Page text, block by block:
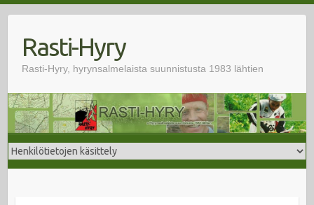
contentRasti-Hyry
Rasti-Hyry, hyrynsalmelaista suunnistusta 1983 lähtien